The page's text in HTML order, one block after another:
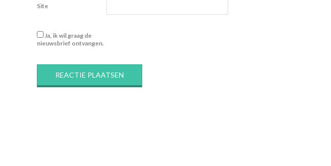
Site
Ja, ik wil graag de
nieuwsbrief ontvangen.